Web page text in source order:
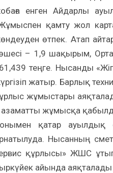
енген Айдарлы
қамту жол
өтпек. Атап
– 1,9 шақырым,
теңге. Нысанды
жатыр. Барлық
жұмыстары
жұмысқа
қатар ауылдық
Нысанның
құрлысы» ЖШС
айында аяқталады